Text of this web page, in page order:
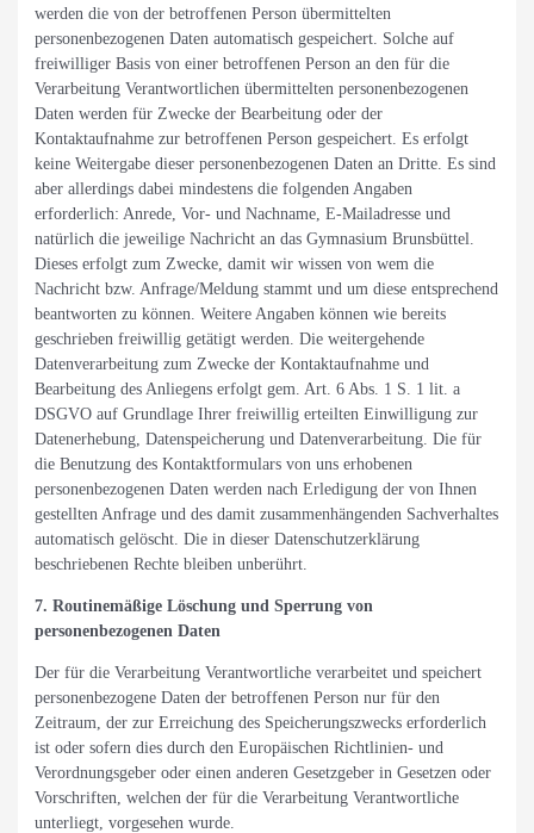
werden die von der betroffenen Person übermittelten
personenbezogenen Daten automatisch gespeichert. Solche auf
freiwilliger Basis von einer betroffenen Person an den für die
Verarbeitung Verantwortlichen übermittelten personenbezogenen
Daten werden für Zwecke der Bearbeitung oder der
Kontaktaufnahme zur betroffenen Person gespeichert. Es erfolgt
keine Weitergabe dieser personenbezogenen Daten an Dritte. Es sind
aber allerdings dabei mindestens die folgenden Angaben
erforderlich: Anrede, Vor- und Nachname, E-Mailadresse und
natürlich die jeweilige Nachricht an das Gymnasium Brunsbüttel.
Dieses erfolgt zum Zwecke, damit wir wissen von wem die
Nachricht bzw. Anfrage/Meldung stammt und um diese entsprechend
beantworten zu können. Weitere Angaben können wie bereits
geschrieben freiwillig getätigt werden. Die weitergehende
Datenverarbeitung zum Zwecke der Kontaktaufnahme und
Bearbeitung des Anliegens erfolgt gem. Art. 6 Abs. 1 S. 1 lit. a
DSGVO auf Grundlage Ihrer freiwillig erteilten Einwilligung zur
Datenerhebung, Datenspeicherung und Datenverarbeitung. Die für
die Benutzung des Kontaktformulars von uns erhobenen
personenbezogenen Daten werden nach Erledigung der von Ihnen
gestellten Anfrage und des damit zusammenhängenden Sachverhaltes
automatisch gelöscht. Die in dieser Datenschutzerklärung
beschriebenen Rechte bleiben unberührt.
7. Routinemäßige Löschung und Sperrung von
personenbezogenen Daten
Der für die Verarbeitung Verantwortliche verarbeitet und speichert
personenbezogene Daten der betroffenen Person nur für den
Zeitraum, der zur Erreichung des Speicherungszwecks erforderlich
ist oder sofern dies durch den Europäischen Richtlinien- und
Verordnungsgeber oder einen anderen Gesetzgeber in Gesetzen oder
Vorschriften, welchen der für die Verarbeitung Verantwortliche
unterliegt, vorgesehen wurde.